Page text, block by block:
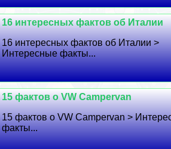
16 интересных фактов об Италии
16 интересных фактов об Италии >
Интересные факты...
15 фактов о VW Campervan
15 фактов о VW Campervan >
факты...